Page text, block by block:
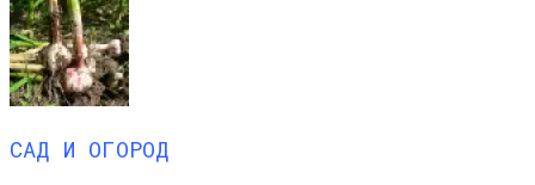
САД И ОГОРОД